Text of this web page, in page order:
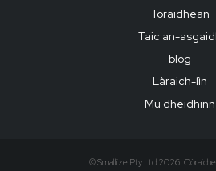
Toraidhean
Taic an-
blog
Làraich-lìn
Mu dheidhinn
© Smallize Pty Ltd 2026.